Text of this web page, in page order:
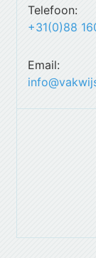
Telefoon:
+31(0)88
Email: